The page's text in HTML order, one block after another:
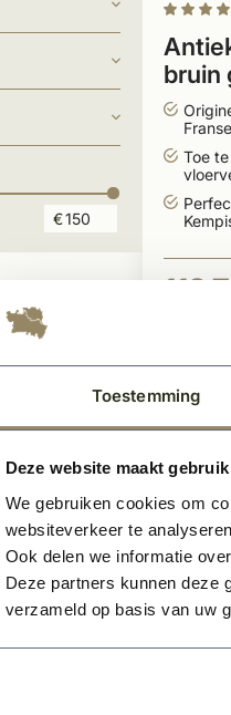
Toestemming
Deze website maakt
We gebruiken cookies om
websiteverkeer te
Ook delen we informatie
Deze partners kunnen deze
verzameld op basis van uw
€
bruin
Toe